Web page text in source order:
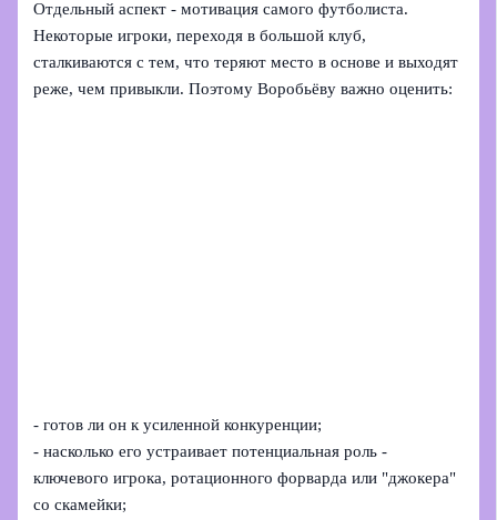
Отдельный аспект - мотивация самого футболиста.
Некоторые игроки, переходя в большой клуб,
сталкиваются с тем, что теряют место в основе и выходят
реже, чем привыкли. Поэтому Воробьёву важно оценить:
- готов ли он к усиленной конкуренции;
- насколько его устраивает потенциальная роль -
ключевого игрока, ротационного форварда или "джокера"
со скамейки;